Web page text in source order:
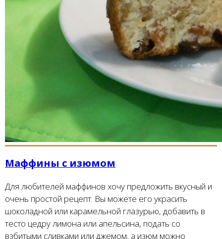
Маффины с изюмом
Для любителей маффинов хочу предложить вкусный и
очень простой рецепт. Вы можете его украсить
шоколадной или карамельной глазурью, добавить в
тесто цедру лимона или апельсина, подать со
взбитыми сливками или джемом, а изюм можно